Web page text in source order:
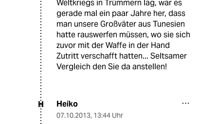
Weltkriegs in Trümmern lag, war es
gerade mal ein paar Jahre her, dass
man unsere Großväter aus Tunesien
hatte rauswerfen müssen, wo sie sich
zuvor mit der Waffe in der Hand
Zutritt verschafft hatten... Seltsamer
Vergleich den Sie da anstellen!
H Heiko
07.10.2013, 13:44 Uhr